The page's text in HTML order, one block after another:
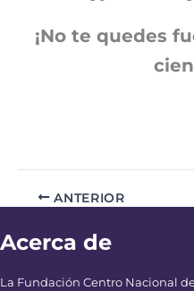
¡No te quedes
ANTERIOR
Acerca de
La Fundación Centro Nacional